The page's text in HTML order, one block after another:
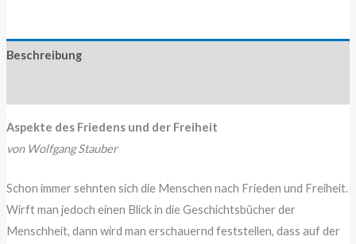
Beschreibung
Aspekte des Friedens und der Freiheit
von Wolfgang Stauber
Schon immer sehnten sich die Menschen nach Frieden und Freiheit.
Wirft man jedoch einen Blick in die Geschichtsbücher der
Menschheit, dann wird man erschauernd feststellen, dass auf der